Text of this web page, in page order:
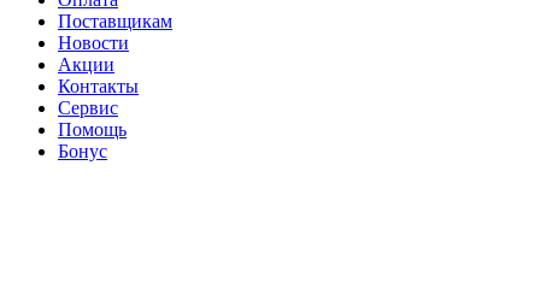
Поставщикам
Новости
Акции
Контакты
Сервис
Помощь
Бонус